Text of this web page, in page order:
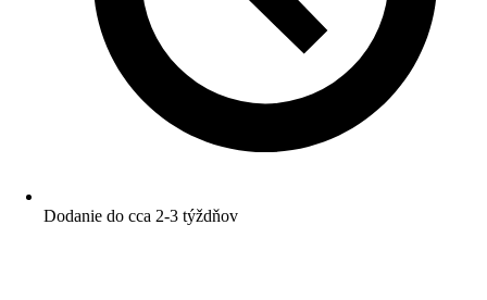
Dodanie do cca 2-3 týždňov